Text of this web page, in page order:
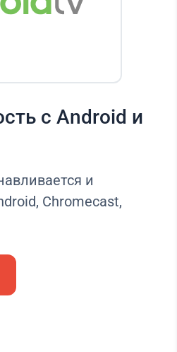
с Android и
и
Chromecast,